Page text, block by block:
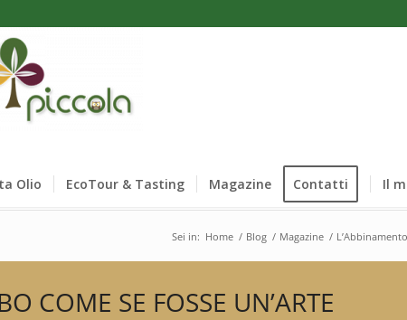
Olio EcoTour & Tasting Magazine Contatti Il
Sei in: Home / Blog / Magazine /
COME SE FOSSE UN’ARTE